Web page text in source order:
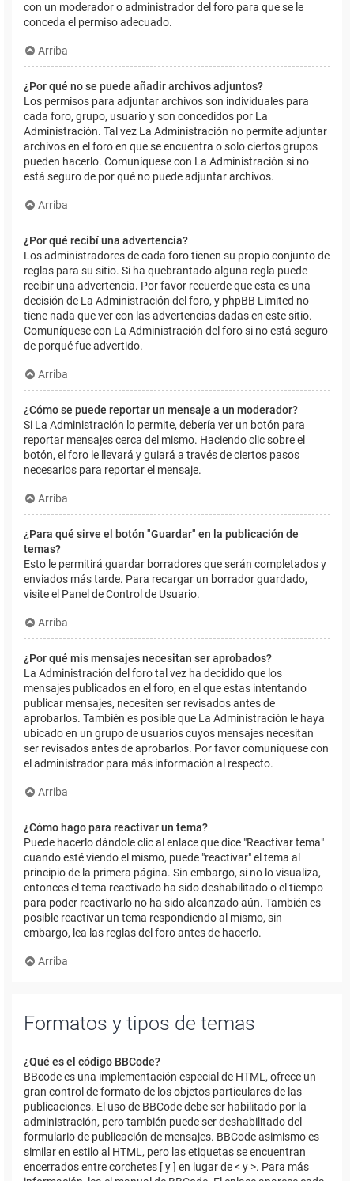
con un moderador o administrador del foro para que se le
conceda el permiso adecuado.
Arriba
¿Por qué no se puede añadir archivos adjuntos?
Los permisos para adjuntar archivos son individuales para
cada foro, grupo, usuario y son concedidos por La
Administración. Tal vez La Administración no permite adjuntar
archivos en el foro en que se encuentra o solo ciertos grupos
pueden hacerlo. Comuníquese con La Administración si no
está seguro de por qué no puede adjuntar archivos.
Arriba
¿Por qué recibí una advertencia?
Los administradores de cada foro tienen su propio conjunto de
reglas para su sitio. Si ha quebrantado alguna regla puede
recibir una advertencia. Por favor recuerde que esta es una
decisión de La Administración del foro, y phpBB Limited no
tiene nada que ver con las advertencias dadas en este sitio.
Comuníquese con La Administración del foro si no está seguro
de porqué fue advertido.
Arriba
¿Cómo se puede reportar un mensaje a un moderador?
Si La Administración lo permite, debería ver un botón para
reportar mensajes cerca del mismo. Haciendo clic sobre el
botón, el foro le llevará y guiará a través de ciertos pasos
necesarios para reportar el mensaje.
Arriba
¿Para qué sirve el botón "Guardar" en la publicación de
temas?
Esto le permitirá guardar borradores que serán completados y
enviados más tarde. Para recargar un borrador guardado,
visite el Panel de Control de Usuario.
Arriba
¿Por qué mis mensajes necesitan ser aprobados?
La Administración del foro tal vez ha decidido que los
mensajes publicados en el foro, en el que estas intentando
publicar mensajes, necesiten ser revisados antes de
aprobarlos. También es posible que La Administración le haya
ubicado en un grupo de usuarios cuyos mensajes necesitan
ser revisados antes de aprobarlos. Por favor comuníquese con
el administrador para más información al respecto.
Arriba
¿Cómo hago para reactivar un tema?
Puede hacerlo dándole clic al enlace que dice "Reactivar tema"
cuando esté viendo el mismo, puede "reactivar" el tema al
principio de la primera página. Sin embargo, si no lo visualiza,
entonces el tema reactivado ha sido deshabilitado o el tiempo
para poder reactivarlo no ha sido alcanzado aún. También es
posible reactivar un tema respondiendo al mismo, sin
embargo, lea las reglas del foro antes de hacerlo.
Arriba
Formatos y tipos de temas
¿Qué es el código BBCode?
BBcode es una implementación especial de HTML, ofrece un
gran control de formato de los objetos particulares de las
publicaciones. El uso de BBCode debe ser habilitado por la
administración, pero también puede ser deshabilitado del
formulario de publicación de mensajes. BBCode asimismo es
similar en estilo al HTML, pero las etiquetas se encuentran
encerrados entre corchetes [ y ] en lugar de < y >. Para más